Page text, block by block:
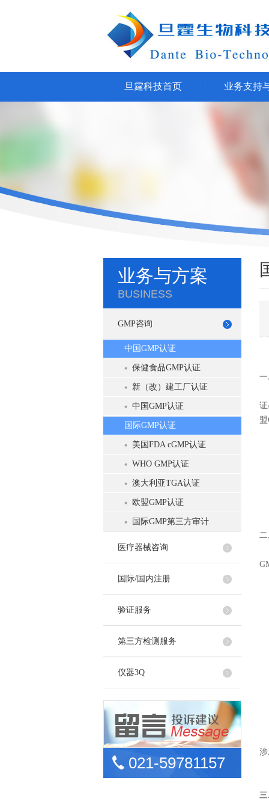
旦霆科技首页 业务支持
业务与方案
BUSINESS
GMP咨询
中国GMP认证
保健食品GMP认证
新（改）建工厂认证
中国GMP认证
国际GMP认证
美国FDA cGMP认证
WHO GMP认证
澳大利亚TGA认证
欧盟GMP认证
国际GMP第三方审计
医疗器械咨询
国际/国内注册
验证服务
第三方检测服务
仪器3Q
021-59781157
一
二
三